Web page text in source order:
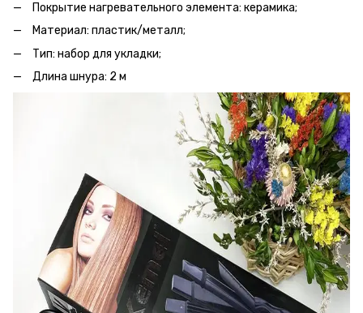
Покрытие нагревательного элемента: керамика;
Материал: пластик/металл;
Тип: набор для укладки;
Длина шнура: 2 м